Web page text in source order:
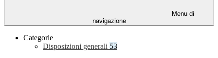
Menu di
navigazione
Categorie
Disposizioni generali 53